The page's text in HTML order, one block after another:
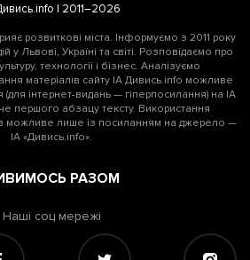
| 2011–2026
розвиткові міста. Інформуємо з 2011 року
Львові, Україні та світі. Розповідаємо про
технології і бізнес. Аналізуємо
матеріалів сайту ІА Дивись.info можливе
інтернет-видань — гіперпосилання) на ІА
першого абзацу тексту. Використання
можливе лише із посиланням на джерело —
ІА «Дивись.info».
РАЗОМ
Наші соц мережі